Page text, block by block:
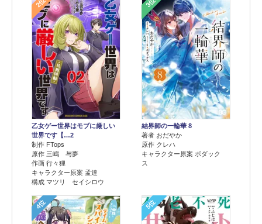
2位
乙女ゲー世界はモブに厳しい
世界です【…2
制作 FTops
原作 三嶋 与夢
作画 行々狸
キャラクター原案 孟達
構成 マツリ セイシロウ
3位
結界師の一輪華 8
著者 おだやか
原作 クレハ
キャラクター原案 ボダック
ス
4位 5位